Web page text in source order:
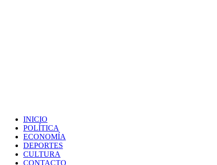
INICIO
POLÍTICA
ECONOMÍA
DEPORTES
CULTURA
CONTACTO